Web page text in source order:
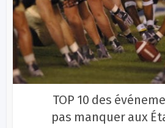
TOP 10 des
pas manquer aux